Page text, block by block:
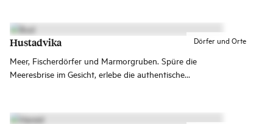
Dörfer und Orte
Hustadvika
Meer, Fischerdörfer und Marmorgruben. Spüre die
Meeresbrise im Gesicht, erlebe die authentische